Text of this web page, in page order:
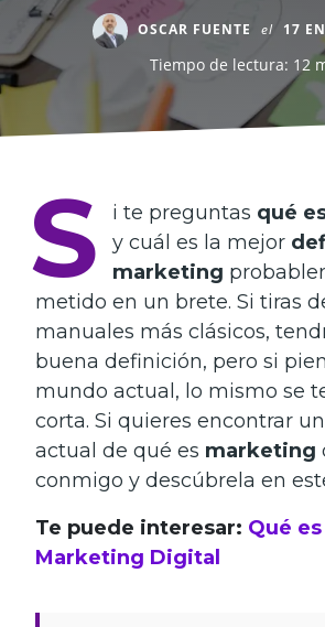
OSCAR FUENTE el 17
Tiempo de lectura: 12
S i te preguntas qué
y cuál es la mejor
marketing
metido en un brete. Si tiras
manuales más clásicos,
buena definición, pero si
mundo actual, lo mismo se
corta. Si quieres encontrar
actual de qué es marketing
conmigo y descúbrela en
Te puede interesar: Qué es
Marketing Digital